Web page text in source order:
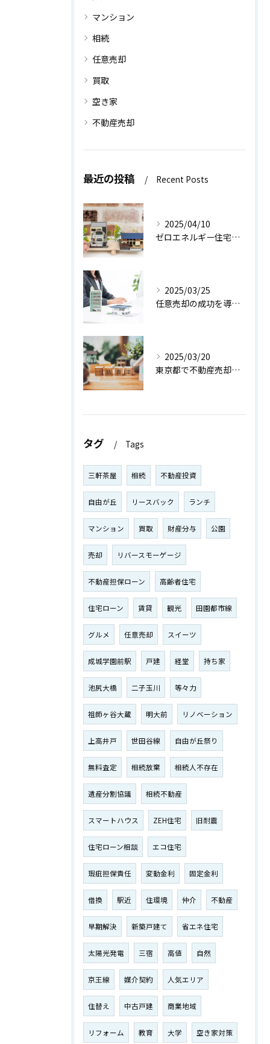
マンション
相続
任意売却
買取
空き家
不動産売却
最近の投稿 Recent Posts
2025/04/10
ゼロエネルギー住宅の真のメリット【世田谷区 不動産売却】
2025/03/25
任意売却の成功を導く！お悩み解決ガイド【世田谷区 不動産売却】
2025/03/20
東京都で不動産売却を成功させる秘訣：専門家のアドバイスを活用しよう【世田谷区 不動産売却】
タグ Tags
三軒茶屋 相続 不動産投資
自由が丘 リースバック ランチ
マンション 買取 財産分与 公園
売却 リバースモーゲージ
不動産担保ローン 高齢者住宅
住宅ローン 賃貸 観光 田園都市線
グルメ 任意売却 スイーツ
成城学園前駅 戸建 経堂 持ち家
池尻大橋 二子玉川 等々力
祖師ヶ谷大蔵 明大前 リノベーション
上高井戸 世田谷線 自由が丘祭り
無料査定 相続放棄 相続人不存在
遺産分割協議 相続不動産
スマートハウス ZEH住宅 旧耐震
住宅ローン相談 エコ住宅
瑕疵担保責任 変動金利 固定金利
借換 駅近 住環境 仲介 不動産
早期解決 新築戸建て 省エネ住宅
太陽光発電 三宿 高値 自然
京王線 媒介契約 人気エリア
住替え 中古戸建 商業地域
リフォーム 教育 大学 空き家対策